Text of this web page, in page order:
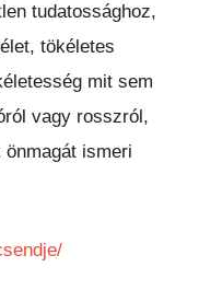
tudatossághoz,
tökéletes
mit sem
vagy rosszról,
ismeri